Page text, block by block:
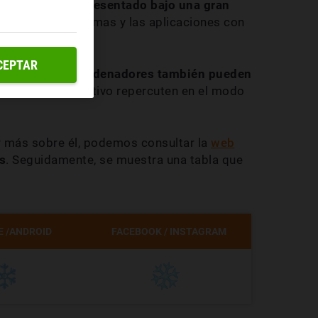
verlo representado bajo una gran
o las plataformas y las aplicaciones con
y que los ordenadores también pueden
sistema operativo repercuten en el modo
sobre él, podemos consultar la web
. Seguidamente, se muestra una tabla que
/ANDROID FACEBOOK / INSTAGRAM